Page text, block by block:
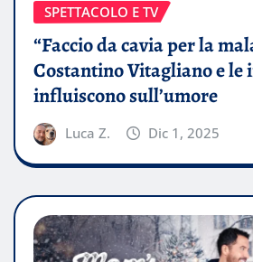
SPETTACOLO E TV
“Faccio da cavia per la
Costantino Vitagliano e le
influiscono sull’umore
Luca Z. Dic 1, 2025